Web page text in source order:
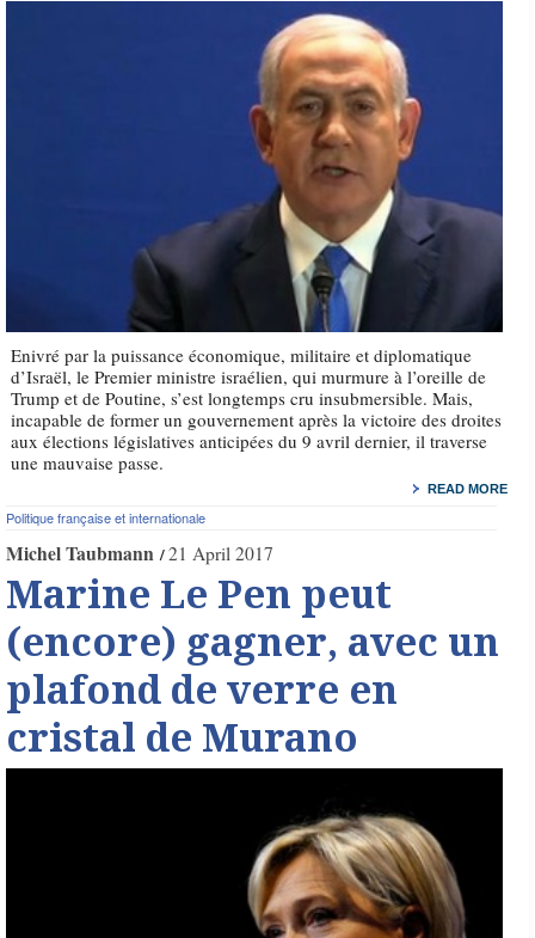
Enivré par la puissance économique, militaire et diplomatique
d’Israël, le Premier ministre israélien, qui murmure à l’oreille de
Trump et de Poutine, s’est longtemps cru insubmersible. Mais,
incapable de former un gouvernement après la victoire des droites
aux élections législatives anticipées du 9 avril dernier, il traverse
une mauvaise passe.
READ MORE
Politique française et internationale
Michel Taubmann 21 April 2017
Marine Le Pen peut
(encore) gagner, avec un
plafond de verre en
cristal de Murano